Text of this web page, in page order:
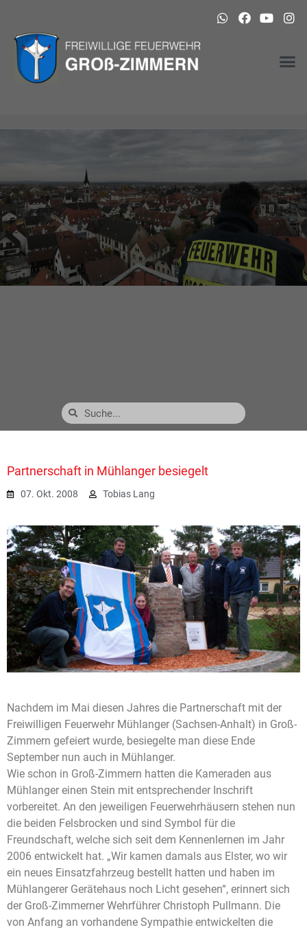
Partnerschaft in Mühlanger besiegelt
07. Okt. 2008 Tobias Lang
Nachdem im Mai diesen Jahres die Partnerschaft mit der
Freiwilligen Feuerwehr Mühlanger (Sachsen-Anhalt) in Groß-
Zimmern gefeiert wurde, besiegelte man diese Ende
September nun auch in Mühlanger.
Wie schon in Groß-Zimmern hatten die Kameraden aus
Mühlanger einen Stein mit entsprechender Inschrift
vorbereitet. An den jeweiligen Feuerwehrhäusern stehen nun
die beiden Felsbrocken und sind Symbol für die
Freundschaft, welche sich seit dem Kennenlernen im Jahr
2006 entwickelt hat. „Wir kamen damals aus Elster, wo wir
ein neues Einsatzfahrzeug bestellt hatten und haben im
Mühlangerer Gerätehaus noch Licht gesehen“, erinnert sich
der Groß-Zimmerner Wehrführer Christoph Pullmann. Die
von Anfang an vorhandene Sympathie entwickelten die